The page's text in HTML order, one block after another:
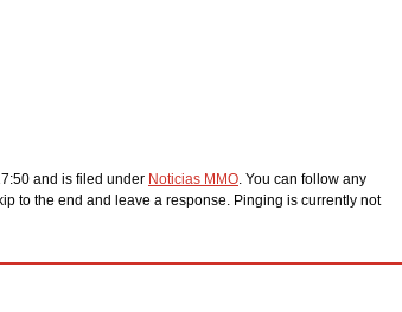
and is filed under Noticias MMO. You can follow any
to the end and leave a response. Pinging is currently not